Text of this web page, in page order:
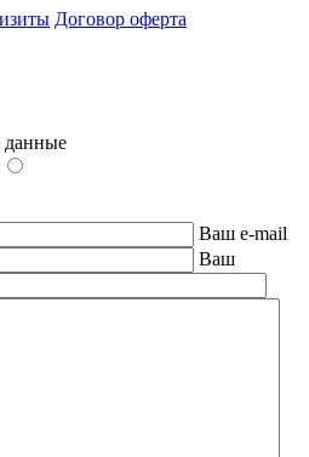
Договор оферта
данные
Ваш e-mail
Ваш